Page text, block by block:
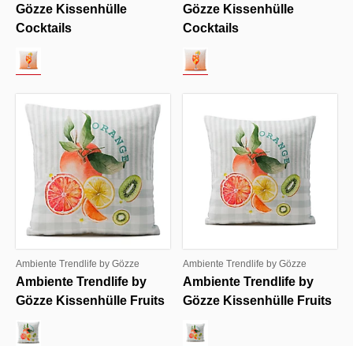
Gözze Kissenhülle
Cocktails
Gözze Kissenhülle
Cocktails
Ambiente Trendlife by Gözze
Ambiente Trendlife by
Gözze Kissenhülle Fruits
Ambiente Trendlife by Gözze
Ambiente Trendlife by
Gözze Kissenhülle Fruits